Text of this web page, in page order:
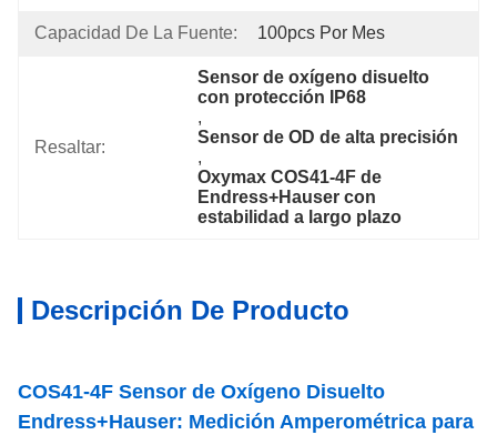
Capacidad De La Fuente: 100pcs Por Mes
Resaltar:
Sensor de oxígeno disuelto
con protección IP68
,
Sensor de OD de alta precisión
,
Oxymax COS41-4F de
Endress+Hauser con
estabilidad a largo plazo
Descripción De Producto
COS41-4F Sensor de Oxígeno Disuelto
Endress+Hauser: Medición Amperométrica para